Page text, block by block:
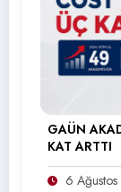
GAÜN
KAT ARTTI
6